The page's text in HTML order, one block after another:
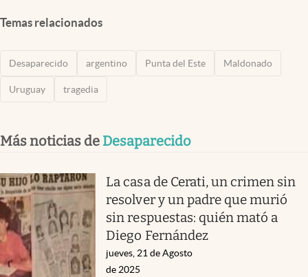
Temas relacionados
Desaparecido argentino Punta del Este Maldonado
Uruguay tragedia
Más noticias de Desaparecido
La casa de Cerati, un crimen sin
resolver y un padre que murió
sin respuestas: quién mató a
Diego Fernández
jueves, 21 de Agosto
de 2025